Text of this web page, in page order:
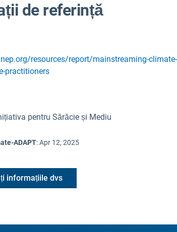
de referință
resources/report/mainstreaming-
practitioners
pentru Sărăcie și Mediu
ADAPT:Apr 12, 2025
informațiile dvs